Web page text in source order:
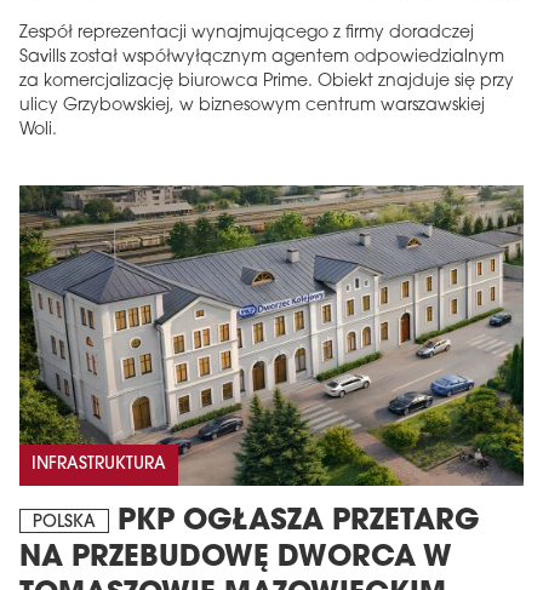
Zespół reprezentacji wynajmującego z firmy doradczej
Savills został współwyłącznym agentem odpowiedzialnym
za komercjalizację biurowca Prime. Obiekt znajduje się przy
ulicy Grzybowskiej, w biznesowym centrum warszawskiej
Woli.
INFRASTRUKTURA
POLSKA
PKP OGŁASZA PRZETARG
NA PRZEBUDOWĘ DWORCA W